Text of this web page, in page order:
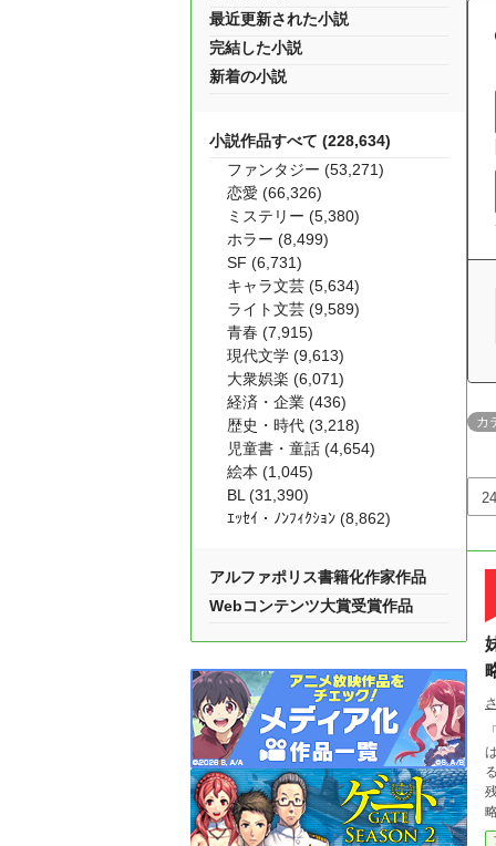
カ
る。 ——だがその夜、湊が「散らか
残
略
買って
最近更新された小説
完結した小説
新着の小説
小説作品すべて (228,634)
ファンタジー (53,271)
恋愛 (66,326)
ミステリー (5,380)
ホラー (8,499)
SF (6,731)
キャラ文芸 (5,634)
ライト文芸 (9,589)
青春 (7,915)
現代文学 (9,613)
大衆娯楽 (6,071)
経済・企業 (436)
歴史・時代 (3,218)
児童書・童話 (4,654)
絵本 (1,045)
BL (31,390)
ｴｯｾｲ・ﾉﾝﾌｨｸｼｮﾝ (8,862)
アルファポリス書籍化作家作品
Webコンテンツ大賞受賞作品